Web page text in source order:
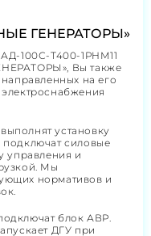
ГЕНЕРАТОРЫ»
100С-Т400-1РНМ11
Вы также
на его
установку
силовые
управления и
Мы
нормативов и
блок АВР.
ДГУ при